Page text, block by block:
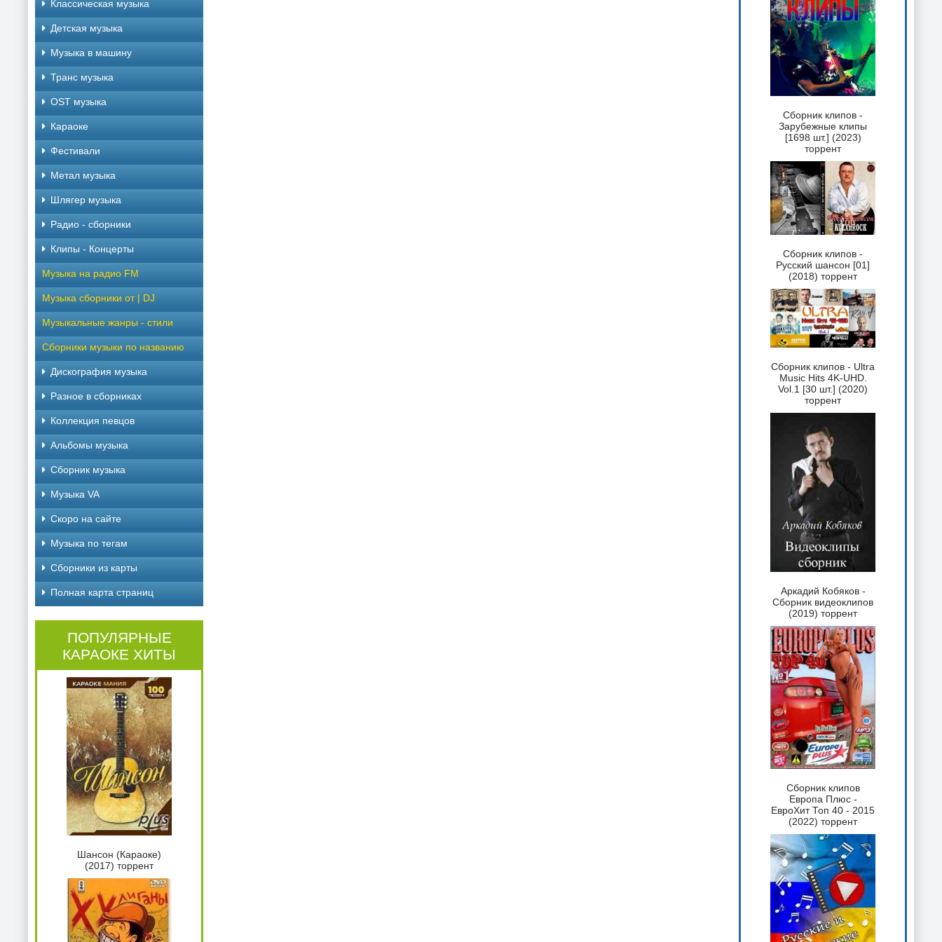
Классическая музыка
Детская музыка
Музыка в машину
Транс музыка
OST музыка
Караоке
Фестивали
Метал музыка
Шлягер музыка
Радио - сборники
Клипы - Концерты
Музыка на радио FM
Музыка сборники от | DJ
Музыкальные жанры - стили
Сборники музыки по названию
Дискография музыка
Разное в сборниках
Коллекция певцов
Альбомы музыка
Сборник музыка
Музыка VA
Скоро на сайте
Музыка по тегам
Cборники из карты
Полная карта страниц
ПОПУЛЯРНЫЕ
КАРАОКЕ ХИТЫ
Шансон (Караоке)
(2017) торрент
Сборник клипов -
Зарубежные клипы
[1698 шт.] (2023)
торрент
Сборник клипов -
Русский шансон [01]
(2018) торрент
Сборник клипов - Ultra
Music Hits 4K-UHD.
Vol.1 [30 шт.] (2020)
торрент
Аркадий Кобяков -
Сборник видеоклипов
(2019) торрент
Сборник клипов
Европа Плюс -
ЕвроХит Топ 40 - 2015
(2022) торрент